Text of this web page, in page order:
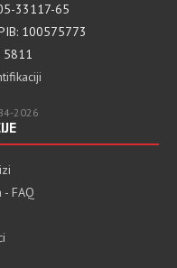
33117-65
100575773
5811
2026
FAQ